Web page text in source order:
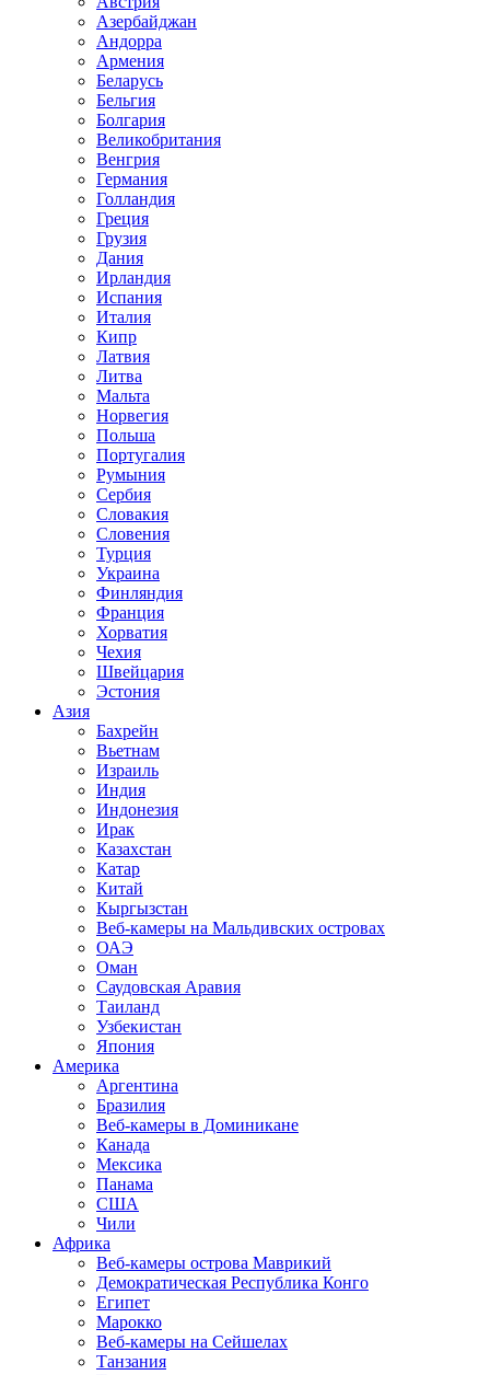
Азербайджан
Андорра
Армения
Беларусь
Бельгия
Болгария
Великобритания
Венгрия
Германия
Голландия
Греция
Грузия
Дания
Ирландия
Испания
Италия
Кипр
Латвия
Литва
Мальта
Норвегия
Польша
Португалия
Румыния
Сербия
Словакия
Словения
Турция
Украина
Финляндия
Франция
Хорватия
Чехия
Швейцария
Эстония
Азия
Бахрейн
Вьетнам
Израиль
Индия
Индонезия
Ирак
Казахстан
Катар
Китай
Кыргызстан
Веб-камеры на Мальдивских островах
ОАЭ
Оман
Саудовская Аравия
Таиланд
Узбекистан
Япония
Америка
Аргентина
Бразилия
Веб-камеры в Доминикане
Канада
Мексика
Панама
США
Чили
Африка
Веб-камеры острова Маврикий
Демократическая Республика Конго
Египет
Марокко
Веб-камеры на Сейшелах
Танзания